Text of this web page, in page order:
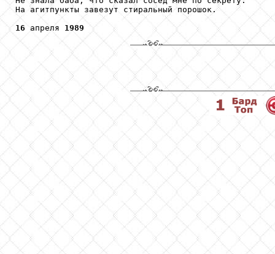
На агитпункты завезут стиральный порошок.
16 апреля 1989